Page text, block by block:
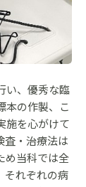
い、優秀な臨
本の作製、こ
施を心がけて
査・治療法は
め当科では全
それぞれの病